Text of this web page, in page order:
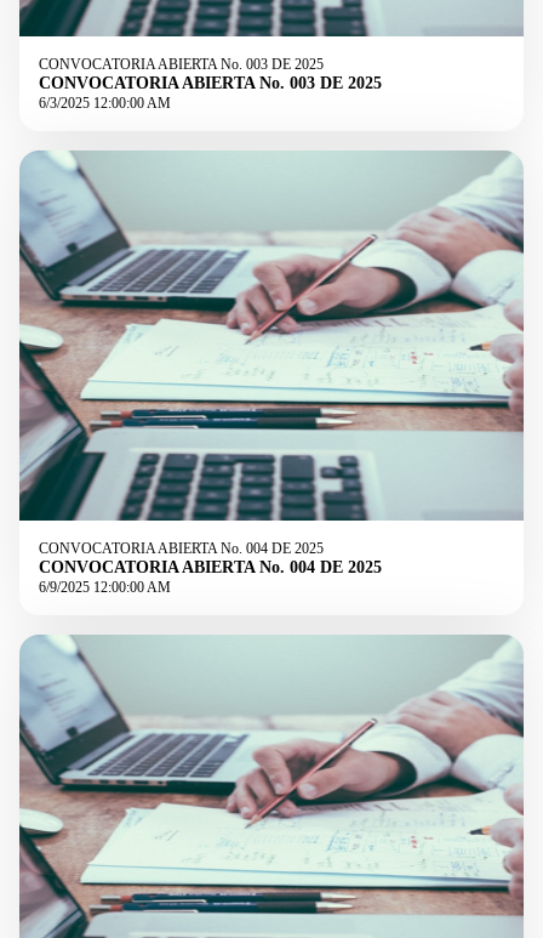
CONVOCATORIA ABIERTA No. 003 DE 2025
CONVOCATORIA ABIERTA No. 003 DE 2025
6/3/2025 12:00:00 AM
CONVOCATORIA ABIERTA No. 004 DE 2025
CONVOCATORIA ABIERTA No. 004 DE 2025
6/9/2025 12:00:00 AM